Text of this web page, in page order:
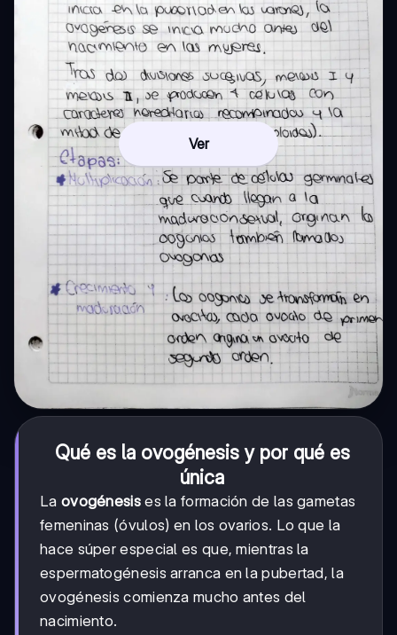
Ver
Qué es la ovogénesis y por qué es
única
La ovogénesises la formación de las gametas
femeninas (óvulos) en los ovarios. Lo que la
hace súper especial es que, mientras la
espermatogénesis arranca en la pubertad, la
ovogénesis comienza mucho antes del
nacimiento.